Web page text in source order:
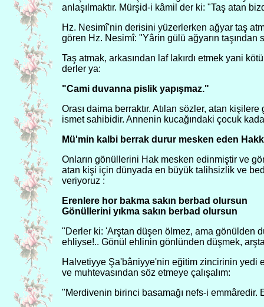
anlaşılmaktır. Mürşid-i kâmil der ki: "Taş atan
Hz. Nesimî'nin derisini yüzerlerken ağyar taş
gören Hz. Nesimî: "Yârin gülü ağyarın taşından
Taş atmak, arkasından laf lakırdı etmek yani
derler ya:
"Cami duvanna pislik yapışmaz."
Orası daima berraktır. Atılan sözler, atan
ismet sahibidir. Annenin kucağındaki çocuk
Mü'min kalbi berrak durur mesken eden
Onların gönüllerini Hak mesken edinmiştir ve
atan kişi için dünyada en büyük talihsizlik ve
veriyoruz :
Erenlere hor bakma sakın berbad olursun
Gönüllerini yıkma sakın berbad olursun
"Derler ki: 'Arştan düşen ölmez, ama gönülden
ehliyse!.. Gönül ehlinin gönlünden düşmek,
Halvetiyye Şa'bâniyye'nin eğitim zincirinin yedi
ve muhtevasından söz etmeye çalışalım:
"Merdivenin birinci basamağı nefs-i